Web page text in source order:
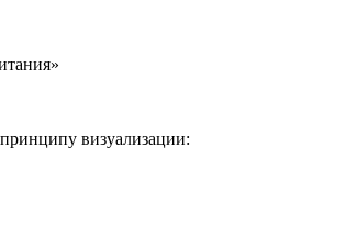
визуализации: